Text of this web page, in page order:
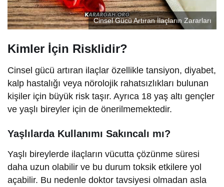
Cinsel Gücü Artıran İlaçların Zararları
Kimler İçin Risklidir?
Cinsel gücü artıran ilaçlar özellikle tansiyon, diyabet,
kalp hastalığı veya nörolojik rahatsızlıkları bulunan
kişiler için büyük risk taşır. Ayrıca 18 yaş altı gençler
ve yaşlı bireyler için de önerilmemektedir.
Yaşlılarda Kullanımı Sakıncalı mı?
Yaşlı bireylerde ilaçların vücutta çözünme süresi
daha uzun olabilir ve bu durum toksik etkilere yol
açabilir. Bu nedenle doktor tavsiyesi olmadan asla